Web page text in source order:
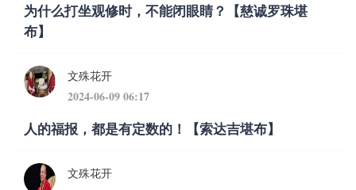
为什么打坐观修时，不能闭眼睛？【慈诚罗珠堪
布】
文殊花开
2024-06-09 06:17
​人的福报，都是有定数的！【索达吉堪布】
文殊花开